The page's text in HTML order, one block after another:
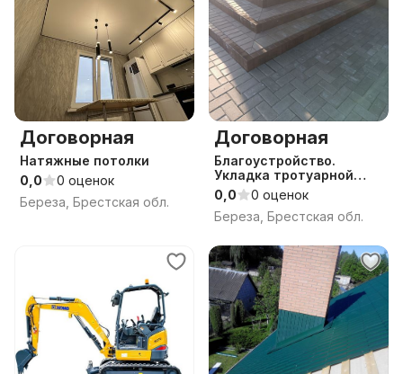
Договорная
Натяжные потолки
0,0
0 оценок
Береза, Брестская обл.
Договорная
Благоустройство.
Укладка тротуарной
плитки. Дренаж,
ливневка.
0,0
0 оценок
Береза, Брестская обл.